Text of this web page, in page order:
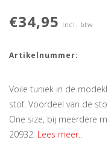
€34,95 Incl. btw
Artikelnummer:
Voile tuniek in de
stof. Voordeel van de
One size, bij meerdere
20932. Lees meer..